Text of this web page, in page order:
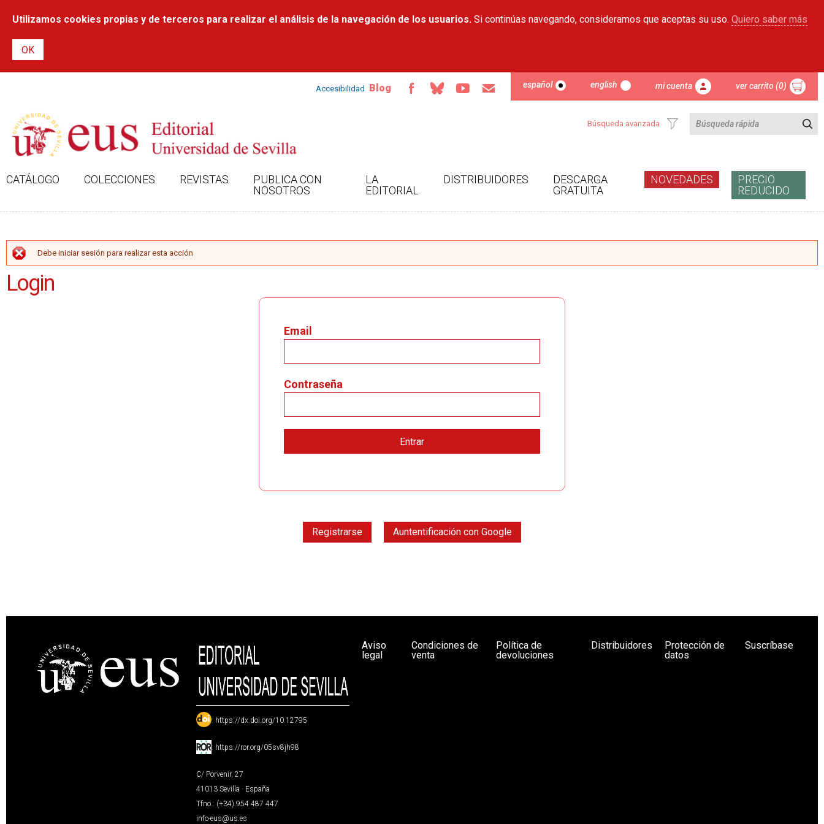
contenido
Utilizamos cookies propias y de terceros para realizar el análisis de la navegación de los usuarios. Si continúas navegando, consideramos que aceptas su uso. Quiero saber más
Accesibilidad Blog español english mi cuenta ver carrito (0)
Búsqueda avanzada
CATÁLOGO COLECCIONES REVISTAS
PUBLICA CON
NOSOTROS
LA
EDITORIAL
DISTRIBUIDORES
DESCARGA
GRATUITA
NOVEDADES
PRECIO
REDUCIDO
MENSAJE DE ERROR
Debe iniciar sesión para realizar esta acción
Login
Email
Contraseña
Registrarse Auntentificación con Google
: https://dx.doi.org/10.12795
: https://ror.org/05sv8jh98
C/ Porvenir, 27
41013 Sevilla · España
Tfno.: (+34) 954 487 447
info-eus@us.es
Aviso
legal
Condiciones de
venta
Política de
devoluciones
Distribuidores
Protección de
datos
Suscríbase